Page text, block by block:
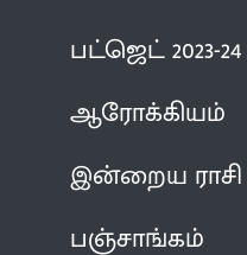
பட்ஜெட் 2023-24
ஆரோக்கியம்
இன்றைய
பஞ்சாங்கம்